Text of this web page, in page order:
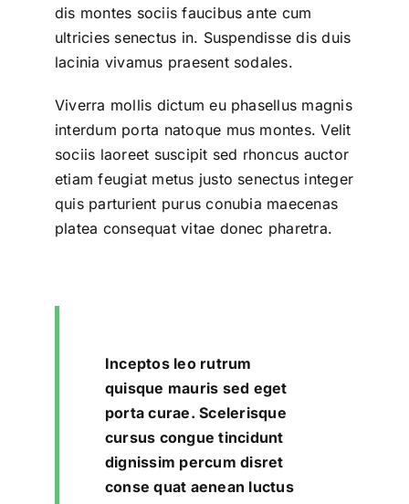
dis montes sociis faucibus ante cum
ultricies senectus in. Suspendisse dis duis
lacinia vivamus praesent sodales.
Viverra mollis dictum eu phasellus magnis
interdum porta natoque mus montes. Velit
sociis laoreet suscipit sed rhoncus auctor
etiam feugiat metus justo senectus integer
quis parturient purus conubia maecenas
platea consequat vitae donec pharetra.
Inceptos leo rutrum
quisque mauris sed eget
porta curae. Scelerisque
cursus congue tincidunt
dignissim percum disret
conse quat aenean luctus